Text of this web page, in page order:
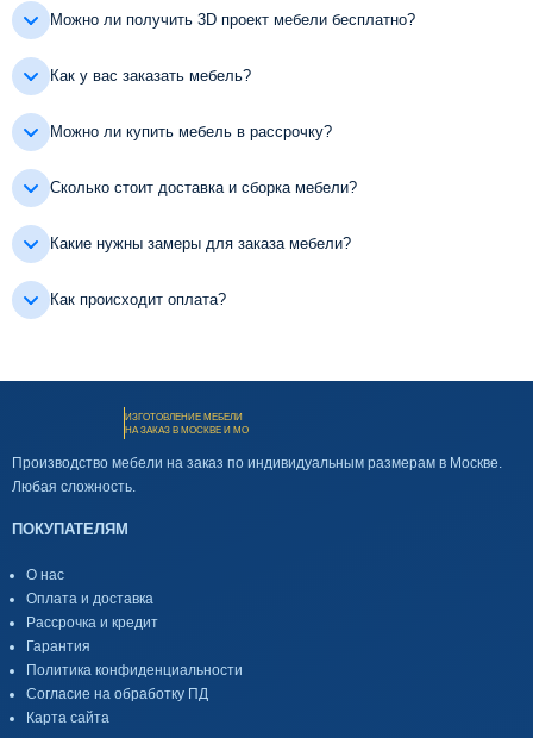
Можно ли получить 3D проект мебели бесплатно?
Как у вас заказать мебель?
Можно ли купить мебель в рассрочку?
Сколько стоит доставка и сборка мебели?
Какие нужны замеры для заказа мебели?
Как происходит оплата?
ИЗГОТОВЛЕНИЕ МЕБЕЛИ
НА ЗАКАЗ В МОСКВЕ И МО
Производство мебели на заказ по индивидуальным размерам в Москве.
Любая сложность.
ПОКУПАТЕЛЯМ
О нас
Оплата и доставка
Рассрочка и кредит
Гарантия
Политика конфиденциальности
Согласие на обработку ПД
Карта сайта